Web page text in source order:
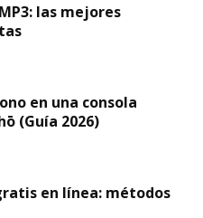
las mejores
en una consola
(Guía 2026)
en línea: métodos